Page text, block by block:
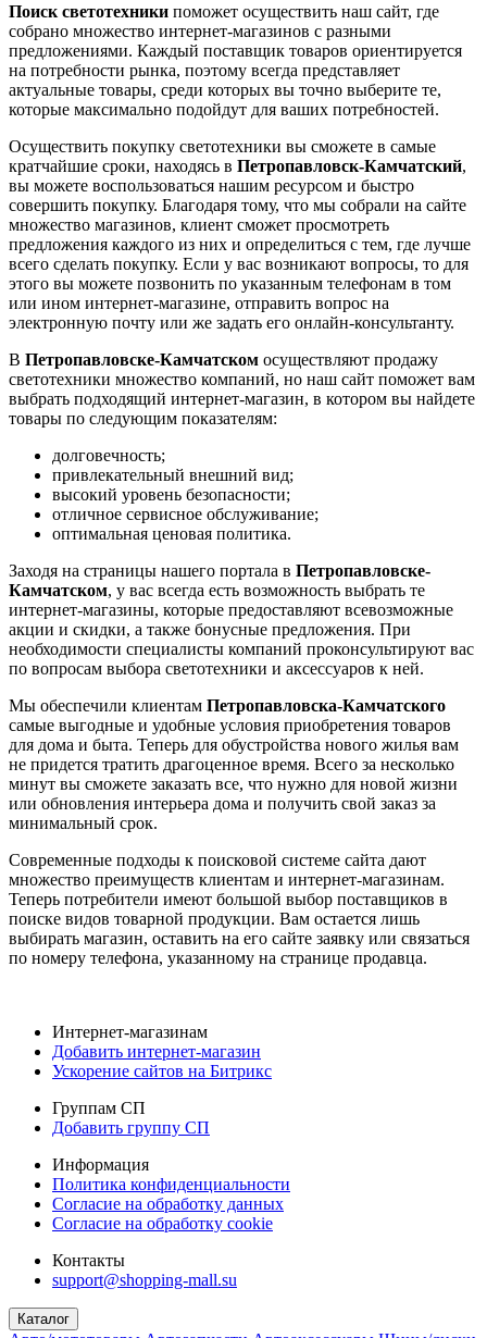
Поиск светотехники поможет осуществить наш сайт, где
собрано множество интернет-магазинов с разными
предложениями. Каждый поставщик товаров ориентируется
на потребности рынка, поэтому всегда представляет
актуальные товары, среди которых вы точно выберите те,
которые максимально подойдут для ваших потребностей.
Осуществить покупку светотехники вы сможете в самые
кратчайшие сроки, находясь в Петропавловск-Камчатский,
вы можете воспользоваться нашим ресурсом и быстро
совершить покупку. Благодаря тому, что мы собрали на сайте
множество магазинов, клиент сможет просмотреть
предложения каждого из них и определиться с тем, где лучше
всего сделать покупку. Если у вас возникают вопросы, то для
этого вы можете позвонить по указанным телефонам в том
или ином интернет-магазине, отправить вопрос на
электронную почту или же задать его онлайн-консультанту.
В Петропавловске-Камчатском осуществляют продажу
светотехники множество компаний, но наш сайт поможет вам
выбрать подходящий интернет-магазин, в котором вы найдете
товары по следующим показателям:
долговечность;
привлекательный внешний вид;
высокий уровень безопасности;
отличное сервисное обслуживание;
оптимальная ценовая политика.
Заходя на страницы нашего портала в Петропавловске-
Камчатском, у вас всегда есть возможность выбрать те
интернет-магазины, которые предоставляют всевозможные
акции и скидки, а также бонусные предложения. При
необходимости специалисты компаний проконсультируют вас
по вопросам выбора светотехники и аксессуаров к ней.
Мы обеспечили клиентам Петропавловска-Камчатского
самые выгодные и удобные условия приобретения товаров
для дома и быта. Теперь для обустройства нового жилья вам
не придется тратить драгоценное время. Всего за несколько
минут вы сможете заказать все, что нужно для новой жизни
или обновления интерьера дома и получить свой заказ за
минимальный срок.
Современные подходы к поисковой системе сайта дают
множество преимуществ клиентам и интернет-магазинам.
Теперь потребители имеют большой выбор поставщиков в
поиске видов товарной продукции. Вам остается лишь
выбирать магазин, оставить на его сайте заявку или связаться
по номеру телефона, указанному на странице продавца.
Интернет-магазинам
Добавить интернет-магазин
Ускорение сайтов на Битрикс
Группам СП
Добавить группу СП
Информация
Политика конфиденциальности
Согласие на обработку данных
Согласие на обработку cookie
Контакты
support@shopping-mall.su
Каталог